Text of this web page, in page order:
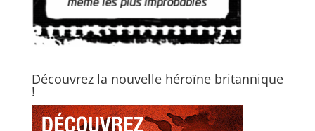
Découvrez la nouvelle héroïne britannique
!